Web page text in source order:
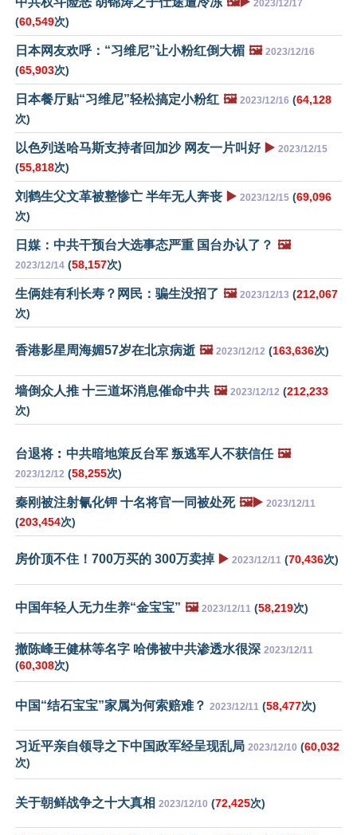
2023/12/17
(60,549次)
日本网友欢呼：“习维尼”让小粉红倒大楣 🖼️ 2023/12/16
(65,903次)
日本餐厅贴“习维尼”轻松搞定小粉红 🖼️ 2023/12/16 (64,128
次)
以色列送哈马斯支持者回加沙 网友一片叫好 ▶️ 2023/12/15
(55,818次)
刘鹤生父文革被整惨亡 半年无人奔丧 ▶️ 2023/12/15 (69,096
次)
日媒：中共干预台大选事态严重 国台办认了？ 🖼️
2023/12/14 (58,157次)
生俩娃有利长寿？网民：骗生没招了 🖼️ 2023/12/13 (212,067
次)
香港影星周海媚57岁在北京病逝 🖼️ 2023/12/12 (163,636次)
墙倒众人推 十三道坏消息催命中共 🖼️ 2023/12/12 (212,233
次)
台退将︰中共暗地策反台军 叛逃军人不获信任 🖼️
2023/12/12 (58,255次)
秦刚被注射氰化钾 十名将官一同被处死 🖼️▶️ 2023/12/11
(203,454次)
房价顶不住！700万买的 300万卖掉 ▶️ 2023/12/11 (70,436次)
中国年轻人无力生养“金宝宝” 🖼️ 2023/12/11 (58,219次)
撤陈峰王健林等名字 哈佛被中共渗透水很深 2023/12/11
(60,308次)
中国“结石宝宝”家属为何索赔难？ 2023/12/11 (58,477次)
习近平亲自领导之下中国政军经呈现乱局 2023/12/10 (60,032
次)
关于朝鲜战争之十大真相 2023/12/10 (72,425次)